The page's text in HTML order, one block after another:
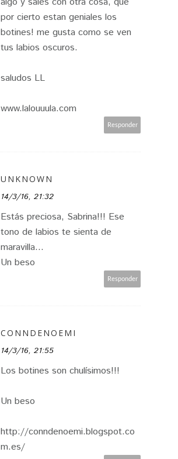
por cierto estan geniales los
botines! me gusta como se ven
tus labios oscuros.
saludos LL
www.lalouuula.com
Responder
UNKNOWN
14/3/16, 21:32
Estás preciosa, Sabrina!!! Ese
tono de labios te sienta de
maravilla...
Un beso
Responder
CONNDENOEMI
14/3/16, 21:55
Los botines son chulísimos!!!
Un beso
http://conndenoemi.blogspot.co
m.es/